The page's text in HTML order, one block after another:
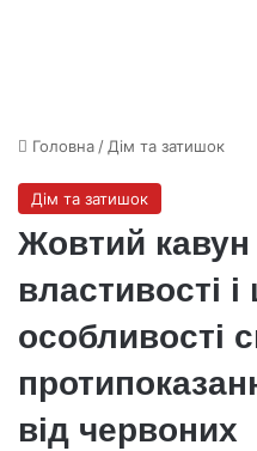
Головна / Дім та затишок
Дім та затишок
Жовтий кавун
властивості
особливості
від червоних